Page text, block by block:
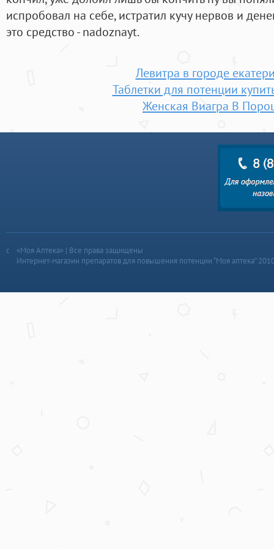
испробовал на себе, истратил кучу нервов и
это средство - nadoznayt.
Левитра в городе
Таблетки для потенции
Женская Виагра В
«Моя Аптека» | Все права защищены
Интернет-магазин препаратов для повышения потенции “Моя аптека”